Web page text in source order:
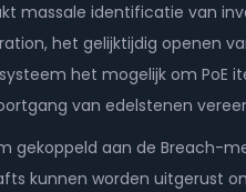
massale identificatie van
het gelijktijdig openen
het mogelijk om
van edelstenen
gekoppeld aan de Breach-
kunnen worden uitgerust